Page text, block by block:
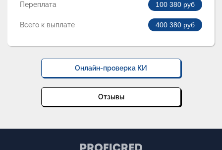
Переплата 100 380 руб
Всего к выплате 400 380 руб
Онлайн-проверка КИ
Отзывы